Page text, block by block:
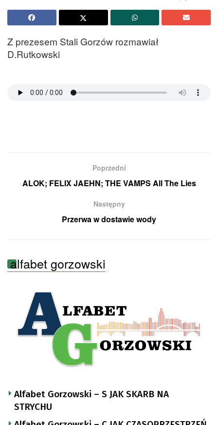
Z prezesem Stali Gorzów rozmawiał
D.Rutkowski
Poprzedni
ALOK; FELIX JAEHN; THE VAMPS All The Lies
Następny
Przerwa w dostawie wody
alfabet gorzowski
Alfabet Gorzowski – S JAK SKARB NA
STRYCHU